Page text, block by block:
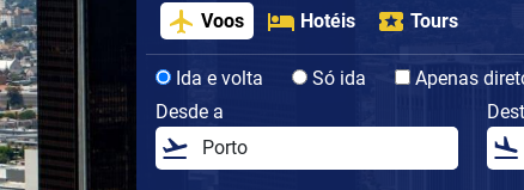
Voos Hotéis Tours
Ida e volta Só ida
Apenas
Desde a